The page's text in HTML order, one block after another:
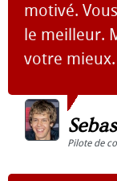
motivé.
le meilleur.
votre mieux.
Pilote de